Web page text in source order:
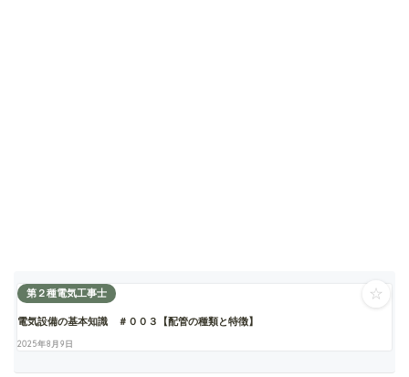
第２種電気工事士
電気設備の基本知識 ＃００３【配管の種類と特徴】
2025年8月9日
☆